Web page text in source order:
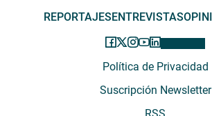
REPORTAJESENTREVISTAS
Política de Privacidad
Suscripción Newsletter